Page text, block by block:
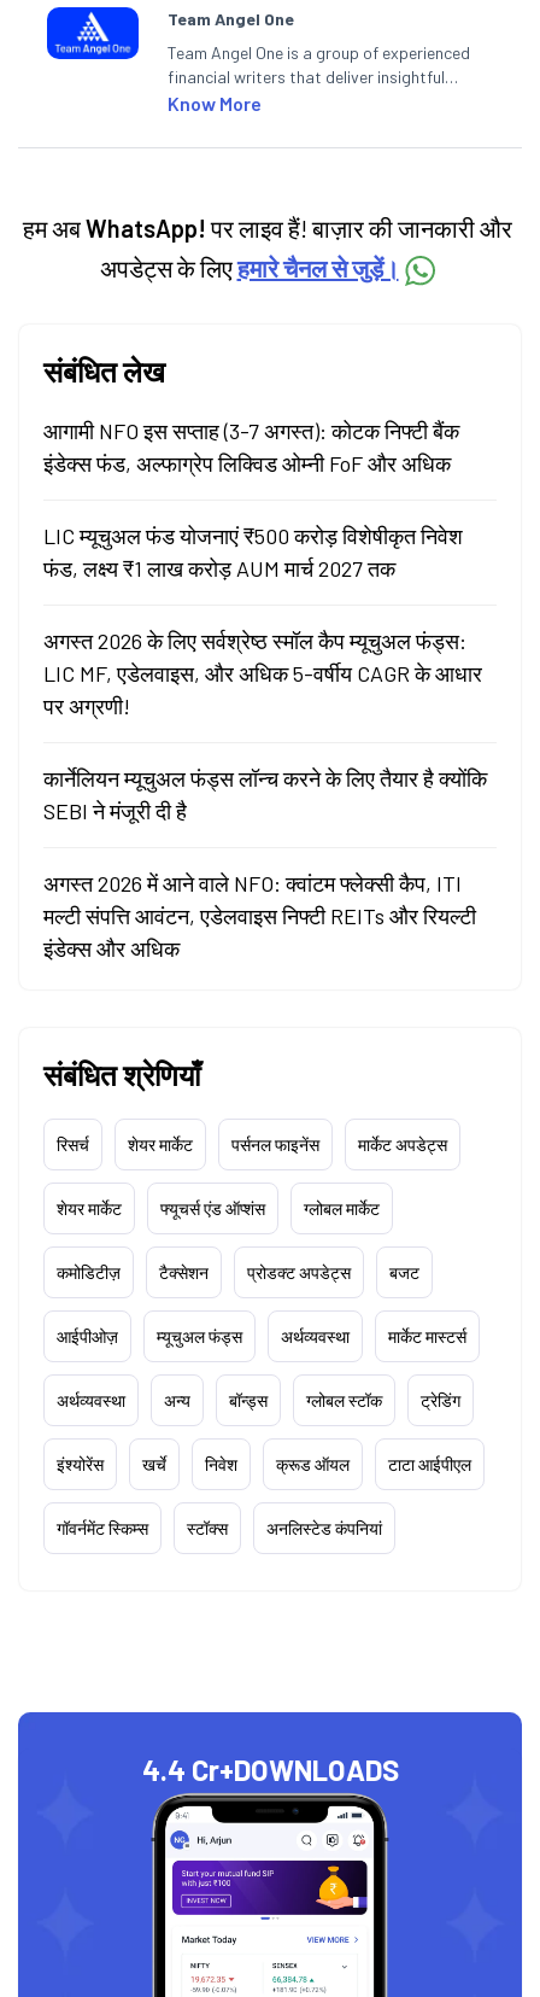
Team Angel One
Team Angel One is a group of experienced
financial writers that deliver insightful
articles on the stock market, IPO, economy,
categories.
Know More
हम अबWhatsApp! पर लाइव हैं! बाज़ार की जानकारी और
अपडेट्स के लिएहमारे चैनल से जुड़ें।
संबंधित लेख
आगामी NFO इस सप्ताह (3-7 अगस्त): कोटक निफ्टी बैंक
इंडेक्स फंड, अल्फाग्रेप लिक्विड ओम्नी FoF और अधिक
LIC म्यूचुअल फंड योजनाएं ₹500 करोड़ विशेषीकृत निवेश
फंड, लक्ष्य ₹1 लाख करोड़ AUM मार्च 2027 तक
अगस्त 2026 के लिए सर्वश्रेष्ठ स्मॉल कैप म्यूचुअल फंड्स:
LIC MF, एडेलवाइस, और अधिक 5-वर्षीय CAGR के आधार
पर अग्रणी!
कार्नेलियन म्यूचुअल फंड्स लॉन्च करने के लिए तैयार है क्योंकि
SEBI ने मंजूरी दी है
अगस्त 2026 में आने वाले NFO: क्वांटम फ्लेक्सी कैप, ITI
मल्टी संपत्ति आवंटन, एडेलवाइस निफ्टी REITs और रियल्टी
इंडेक्स और अधिक
संबंधित श्रेणियाँ
रिसर्च शेयर मार्केट पर्सनल फाइनेंस मार्केट अपडेट्स
शेयर मार्केट फ्यूचर्स एंड ऑप्शंस ग्लोबल मार्केट
कमोडिटीज़ टैक्सेशन प्रोडक्ट अपडेट्स बजट
आईपीओज़ म्यूचुअल फंड्स अर्थव्यवस्था मार्केट मास्टर्स
अर्थव्यवस्था अन्य बॉन्ड्स ग्लोबल स्टॉक ट्रेडिंग
इंश्योरेंस खर्चे निवेश क्रूड ऑयल टाटा आईपीएल
गॉवर्नमेंट स्किम्स स्टॉक्स अनलिस्टेड कंपनियां
4.4 Cr+DOWNLOADS